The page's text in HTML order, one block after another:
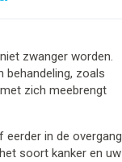
zwanger worden.
behandeling, zoals
zich meebrengt
eerder in de overgang
soort kanker en uw